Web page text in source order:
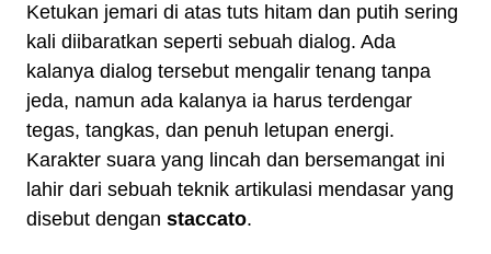
Ketukan jemari di atas tuts hitam dan putih sering
kali diibaratkan seperti sebuah dialog. Ada
kalanya dialog tersebut mengalir tenang tanpa
jeda, namun ada kalanya ia harus terdengar
tegas, tangkas, dan penuh letupan energi.
Karakter suara yang lincah dan bersemangat ini
lahir dari sebuah teknik artikulasi mendasar yang
disebut dengan staccato.